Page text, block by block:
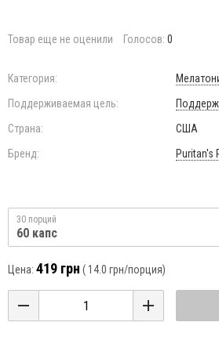
Товар еще не оценили Голосов: 0
Категория:
Поддерживаемая цель:
Страна:
США
Бренд:
Puritan's
30 порций
60 капс
Цена: 419 грн ( 14.0 грн/порция)